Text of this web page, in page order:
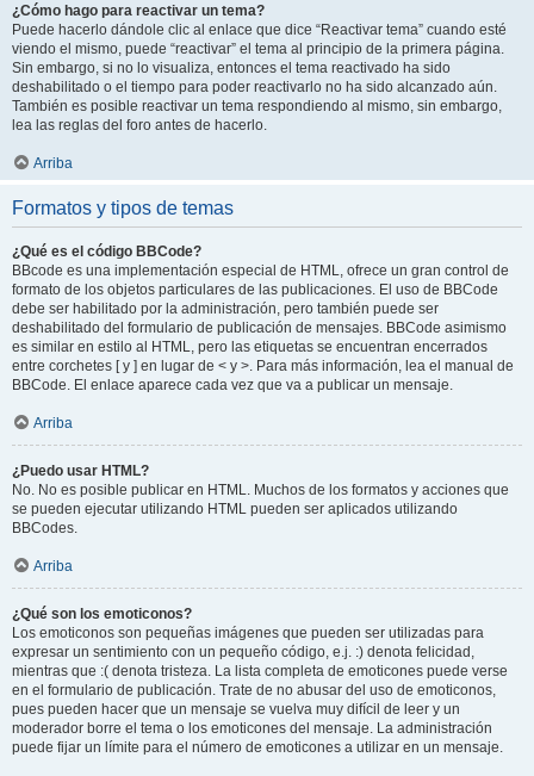
¿Cómo hago para reactivar un tema?
Puede hacerlo dándole clic al enlace que dice “Reactivar tema” cuando esté
viendo el mismo, puede “reactivar” el tema al principio de la primera página.
Sin embargo, si no lo visualiza, entonces el tema reactivado ha sido
deshabilitado o el tiempo para poder reactivarlo no ha sido alcanzado aún.
También es posible reactivar un tema respondiendo al mismo, sin embargo,
lea las reglas del foro antes de hacerlo.
Arriba
Formatos y tipos de temas
¿Qué es el código BBCode?
BBcode es una implementación especial de HTML, ofrece un gran control de
formato de los objetos particulares de las publicaciones. El uso de BBCode
debe ser habilitado por la administración, pero también puede ser
deshabilitado del formulario de publicación de mensajes. BBCode asimismo
es similar en estilo al HTML, pero las etiquetas se encuentran encerrados
entre corchetes [ y ] en lugar de < y >. Para más información, lea el manual de
BBCode. El enlace aparece cada vez que va a publicar un mensaje.
Arriba
¿Puedo usar HTML?
No. No es posible publicar en HTML. Muchos de los formatos y acciones que
se pueden ejecutar utilizando HTML pueden ser aplicados utilizando
BBCodes.
Arriba
¿Qué son los emoticonos?
Los emoticonos son pequeñas imágenes que pueden ser utilizadas para
expresar un sentimiento con un pequeño código, e.j. :) denota felicidad,
mientras que :( denota tristeza. La lista completa de emoticones puede verse
en el formulario de publicación. Trate de no abusar del uso de emoticonos,
pues pueden hacer que un mensaje se vuelva muy difícil de leer y un
moderador borre el tema o los emoticones del mensaje. La administración
puede fijar un límite para el número de emoticones a utilizar en un mensaje.